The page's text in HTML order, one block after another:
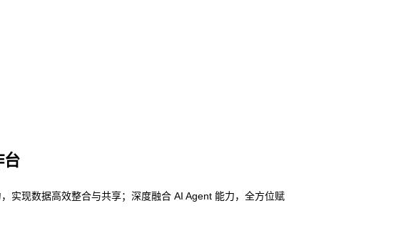
实现数据高效整合与共享；深度融合 AI Agent 能力，全方位赋